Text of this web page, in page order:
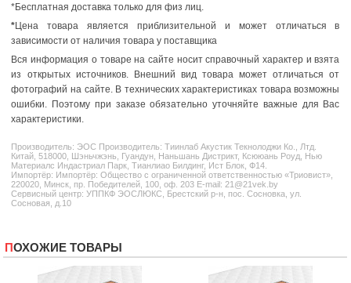
*Бесплатная доставка только для физ лиц.
*Цена товара является приблизительной и может отличаться в
зависимости от наличия товара у поставщика
Вся информация о товаре на сайте носит справочный характер и взята
из открытых источников. Внешний вид товара может отличаться от
фотографий на сайте. В технических характеристиках товара возможны
ошибки. Поэтому при заказе обязательно уточняйте важные для Вас
характеристики.
Производитель: ЭОС Производитель: Тиинлаб Акустик Текнолоджи Ко., Лтд.
Китай, 518000, Шэньчжэнь, Гуандун, Наньшань Дистрикт, Ксююань Роуд, Нью
Материалс Индастриал Парк, Тианлиао Билдинг, Ист Блок, Ф14.
Импортёр: Импортёр: Общество с ограниченной ответственностью «Триовист»,
220020, Минск, пр. Победителей, 100, оф. 203 E-mail: 21@21vek.by
Сервисный центр: УППКФ ЭОСЛЮКС, Брестский р-н, пос. Сосновка, ул.
Сосновая, д.10
ПОХОЖИЕ ТОВАРЫ